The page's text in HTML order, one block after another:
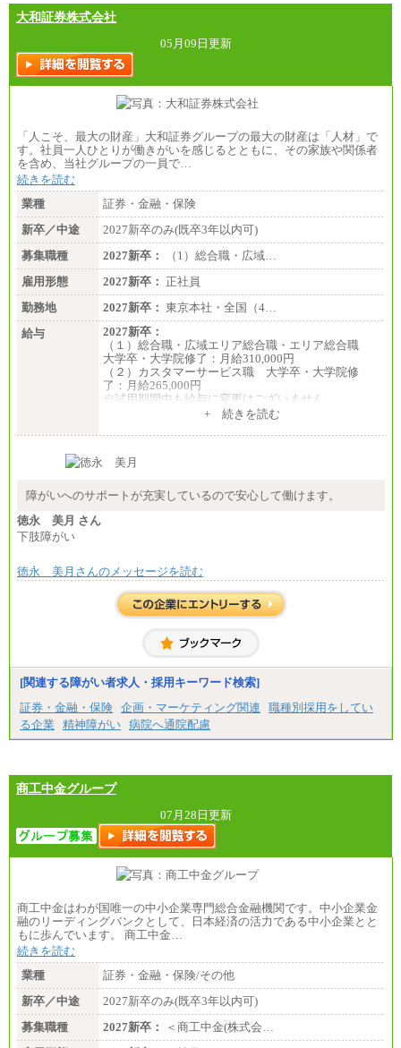
大和証券株式会社
05月09日更新
「人こそ、最大の財産」大和証券グループの最大の財産は「人材」で
す。社員一人ひとりが働きがいを感じるとともに、その家族や関係者
を含め、当社グループの一員で…
続きを読む
業種
証券・金融・保険
新卒／中途
2027新卒のみ(既卒3年以内可)
募集職種
2027新卒：
（1）総合職・広域…
雇用形態
2027新卒： 正社員
勤務地
2027新卒： 東京本社・全国（4…
給与
2027新卒：
（１）総合職・広域エリア総合職・エリア総合職
大学卒・大学院修了：月給310,000円
（２）カスタマーサービス職 大学卒・大学院修
了：月給265,000円
※試用期間中も給与に変更はございません
+ 続きを読む
障がいへのサポートが充実しているので安心して働けます。
徳永 美月 さん
下肢障がい
徳永 美月さんのメッセージを読む
[関連する障がい者求人・採用キーワード検索]
証券・金融・保険 企画・マーケティング関連
職種別採用をしてい
る企業
精神障がい 病院へ通院配慮
商工中金グループ
07月28日更新
商工中金はわが国唯一の中小企業専門総合金融機関です。中小企業金
融のリーディングバンクとして、日本経済の活力である中小企業とと
もに歩んでいます。 商工中金…
続きを読む
業種
証券・金融・保険/その他
新卒／中途
2027新卒のみ(既卒3年以内可)
募集職種
2027新卒：
＜商工中金(株式会…